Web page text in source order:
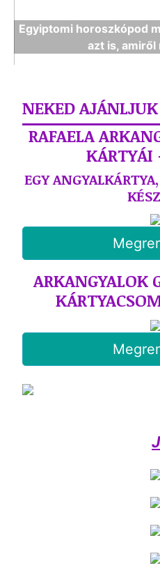
Egyiptomi horoszkópod
azt is, amiről
NEKED AJÁNLJUK
RAFAELA
KÁRTYÁI
EGY
ARKANGYALOK